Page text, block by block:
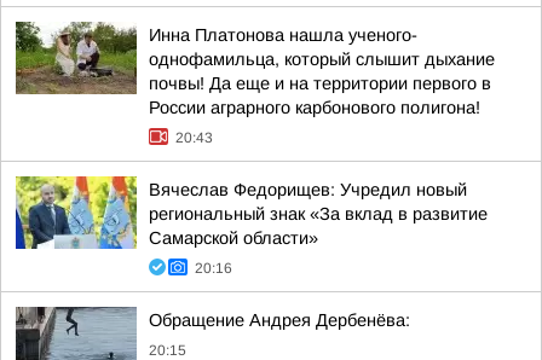
Инна Платонова нашла ученого-
однофамильца, который слышит дыхание
почвы! Да еще и на территории первого в
России аграрного карбонового полигона!
20:43
Вячеслав Федорищев: Учредил новый
региональный знак «За вклад в развитие
Самарской области»
20:16
Обращение Андрея Дербенёва:
20:15